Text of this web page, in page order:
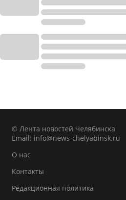
© Лента новостей Челябинска
Email: info@news-chelyabinsk.ru
О нас
Контакты
Редакционная политика